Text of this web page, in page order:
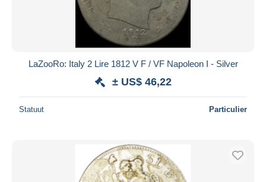
LaZooRo: Italy 2 Lire 1812 V F / VF Napoleon I - Silver
± US$ 46,22
Statuut Particulier